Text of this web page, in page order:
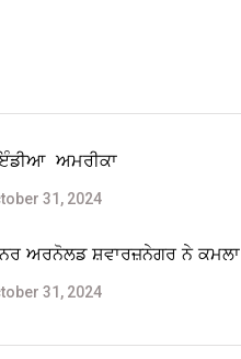
ਅਮਰੀਕਾ
31, 2024
ਅਰਨੋਲਡ ਸ਼ਵਾਰਜ਼ਨੇਗਰ ਨੇ ਕਮਲਾ
31, 2024